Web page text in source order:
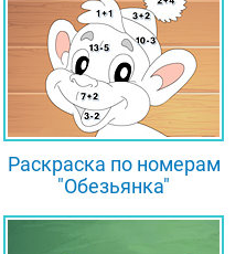
Раскраска по номерам
"Обезьянка"